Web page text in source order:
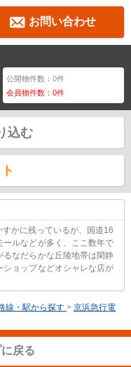
お問い合わせ
公開物件数：0件
会員物件数：0件
込む
かに残っているが、国道16
ルなどが多く、ここ数年で
るなだらかな丘陵地帯は閑静
ョップなどオシャレな店が
線・駅から探す > 京浜急行電
戻る